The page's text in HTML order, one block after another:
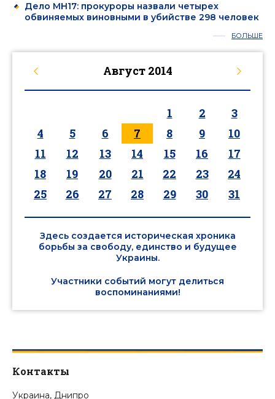
Дело MH17: прокуроры назвали четырех
обвиняемых виновными в убийстве 298 человек
БОЛЬШЕ
Август 2014
1 2
3
4
5 6 7 8 9
10
11
12 13 14 15 16
17
18
19 20 21 22 23
24
25
26 27 28 29 30 31
Здесь создается историческая хроника
борьбы за свободу, единство и будущее
Украины.
Участники событий могут делиться
воспоминаниями!
Контакты
Украина, Днипро